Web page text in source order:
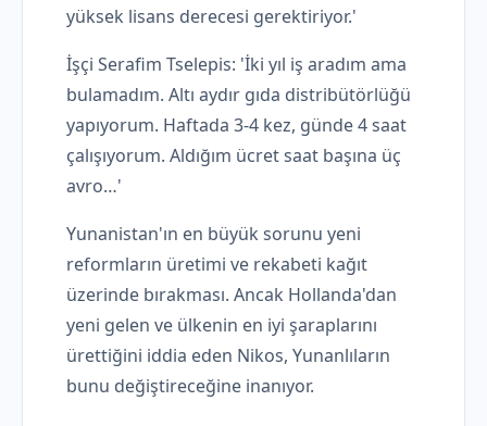
yüksek lisans derecesi gerektiriyor.'
İşçi Serafim Tselepis: 'İki yıl iş aradım ama
bulamadım. Altı aydır gıda distribütörlüğü
yapıyorum. Haftada 3-4 kez, günde 4 saat
çalışıyorum. Aldığım ücret saat başına üç
avro…'
Yunanistan'ın en büyük sorunu yeni
reformların üretimi ve rekabeti kağıt
üzerinde bırakması. Ancak Hollanda'dan
yeni gelen ve ülkenin en iyi şaraplarını
ürettiğini iddia eden Nikos, Yunanlıların
bunu değiştireceğine inanıyor.